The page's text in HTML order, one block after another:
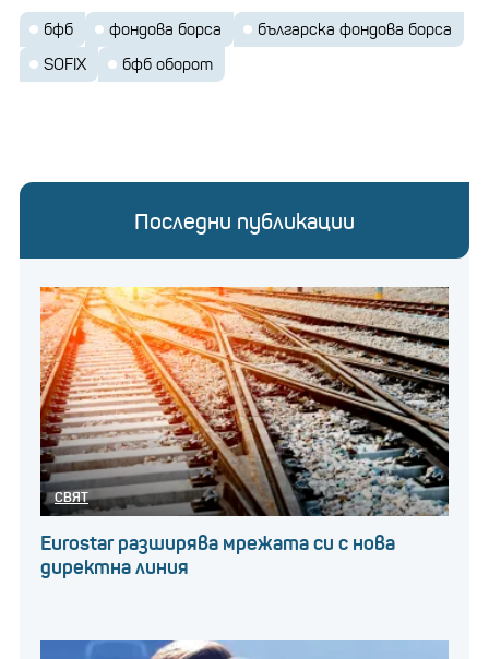
бфб фондова борса
българска фондова борса
SOFIX
бфб оборот
Последни публикации
СВЯТ
Eurostar разширява мрежата си с нова
директна линия